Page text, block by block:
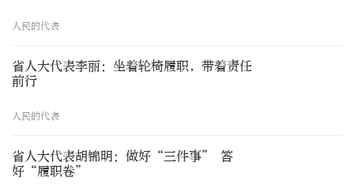
人民的代表
省人大代表李丽：坐着轮椅履职，带着责任
前行
人民的代表
省人大代表胡锦明：做好“三件事” 答
好“履职卷”